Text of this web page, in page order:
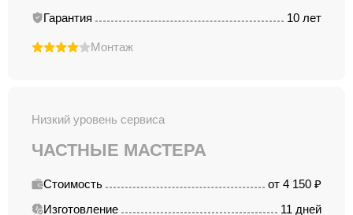
Гарантия
10 лет
Монтаж
Низкий уровень сервиса
ЧАСТНЫЕ МАСТЕРА
Стоимость
от 4 150 ₽
Изготовление
11 дней